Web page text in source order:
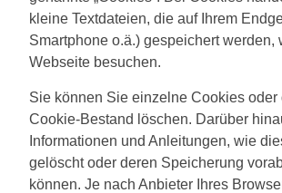
kleine Textdateien, die auf Ihrem
Smartphone o.ä.) gespeichert werden,
Webseite besuchen.
Sie können Sie einzelne Cookies oder
Cookie-Bestand löschen. Darüber
Informationen und Anleitungen, wie
gelöscht oder deren Speicherung
können. Je nach Anbieter Ihres